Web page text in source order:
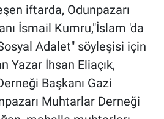
iftarda, Odunpazarı
İsmail Kumru,"İslam 'da
Adalet" söyleşisi için
Yazar İhsan Eliaçık,
Başkanı Gazi
Muhtarlar Derneği